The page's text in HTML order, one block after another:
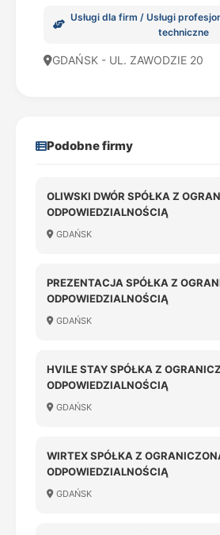
Usługi dla firm / Usługi
techniczne
GDAŃSK - UL. ZAWODZIE 20
Podobne firmy
OLIWSKI DWÓR SPÓŁKA Z
ODPOWIEDZIALNOŚCIĄ
GDAŃSK
PREZENTACJA SPÓŁKA Z
ODPOWIEDZIALNOŚCIĄ
GDAŃSK
HVILE STAY SPÓŁKA Z
ODPOWIEDZIALNOŚCIĄ
GDAŃSK
WIRTEX SPÓŁKA Z
ODPOWIEDZIALNOŚCIĄ
GDAŃSK